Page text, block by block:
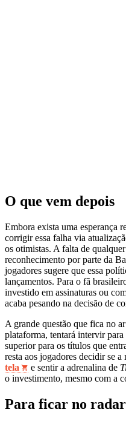
O que vem depois
Embora exista uma esperança
corrigir essa falha via
os otimistas. A falta de
reconhecimento por parte da
jogadores sugere que essa
lançamentos. Para o fã
investido em assinaturas ou
acaba pesando na decisão de
A grande questão que fica no
plataforma, tentará intervir
superior para os títulos que
resta aos jogadores decidir se a
tela
e sentir a adrenalina de
o investimento, mesmo com a
Para ficar no radar